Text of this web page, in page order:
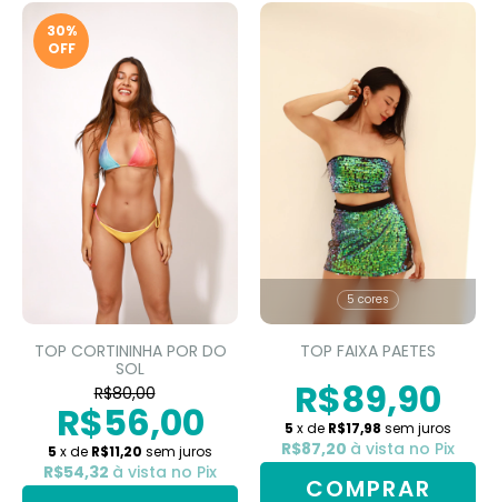
30%
OFF
TOP CORTININHA POR DO
SOL
R$80,00
R$56,00
5 x de R$11,20 sem juros
R$54,32 à vista no Pix
5 cores
TOP FAIXA PAETES
R$89,90
5 x de R$17,98 sem juros
R$87,20 à vista no Pix
COMPRAR